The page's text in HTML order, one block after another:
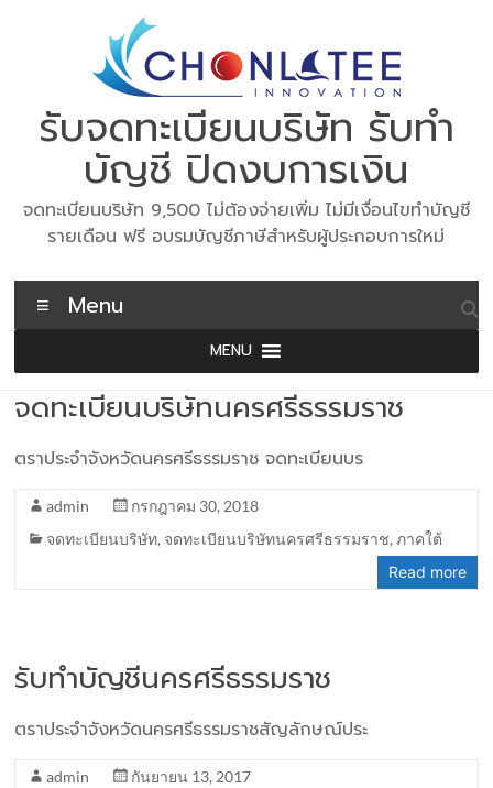
รับจดทะเบียนบริษัท รับทำ
บัญชี ปิดงบการเงิน
จดทะเบียนบริษัท 9,500 ไม่ต้องจ่ายเพิ่ม ไม่มีเงื่อนไขทำบัญชี
รายเดือน ฟรี อบรมบัญชีภาษีสำหรับผู้ประกอบการใหม่
Menu
MENU
จดทะเบียนบริษัทนครศรีธรรมราช
ตราประจำจังหวัดนครศรีธรรมราช จดทะเบียนบร
admin
กรกฎาคม 30, 2018
จดทะเบียนบริษัท, จดทะเบียนบริษัทนครศรีธรรมราช,ภาคใต้
Read more
รับทำบัญชีนครศรีธรรมราช
ตราประจำจังหวัดนครศรีธรรมราชสัญลักษณ์ประ
admin
กันยายน 13, 2017